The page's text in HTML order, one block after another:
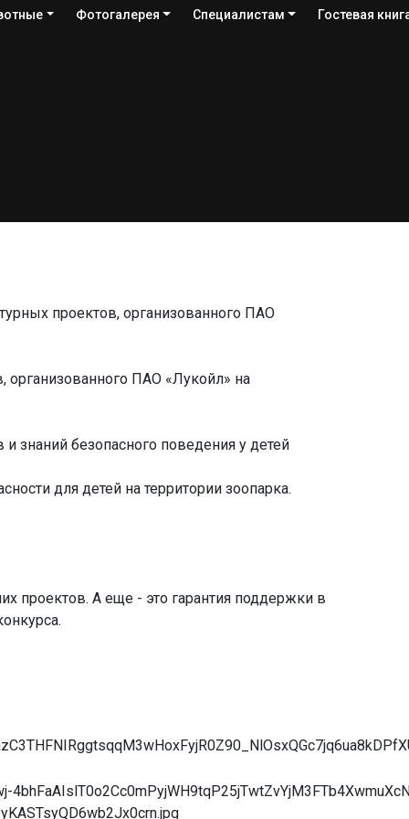
Фотогалерея Специалистам Гостевая
проектов, организованного ПАО
организованного ПАО «Лукойл» на
знаний безопасного поведения у детей
для детей на территории зоопарка.
проектов. А еще - это гарантия поддержки в